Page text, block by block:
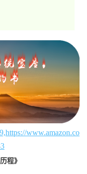
www.amazon.co
程》